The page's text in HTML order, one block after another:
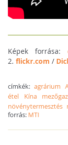
Képek forrása:
2. flickr.com /
címkék:agrárium
étel
Kína
növénytermesztés
forrás: MTI